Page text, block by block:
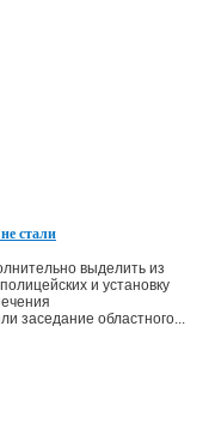
стали
выделить из
и установку
заседание областного...